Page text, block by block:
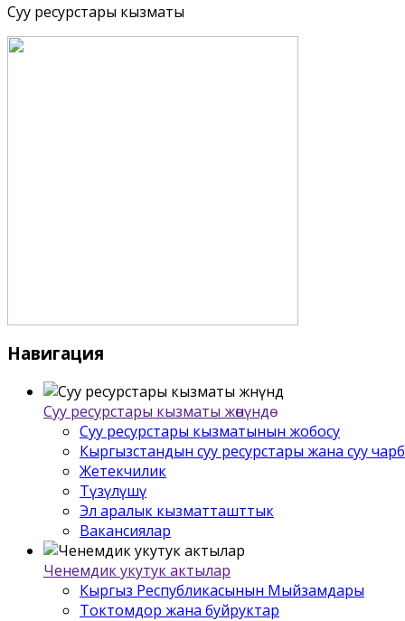
Суу ресурстары кызматы
Навигация
Суу ресурстары кызматы жѳнүндѳ
Суу ресурстары кызматынын жобосу
Кыргызстандын суу ресурстары жана суу
Жетекчилик
Түзүлүшү
Эл аралык кызматташттык
Вакансиялар
Ченемдик укутук актылар
Кыргыз Республикасынын Мыйзамдары
Токтомдор жана буйруктар